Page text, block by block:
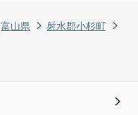
富山県
射水郡小杉町